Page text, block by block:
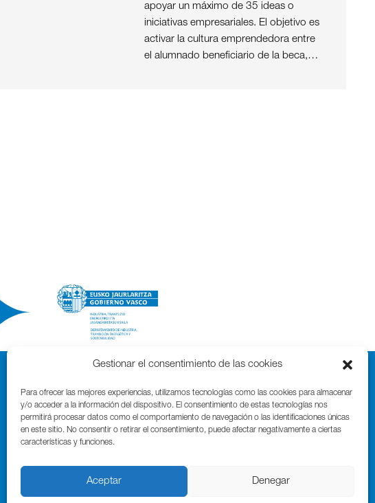
Gestionar el consentimiento de las cookies
Para ofrecer las mejores experiencias, utilizamos tecnologías como las cookies para almacenar
y/o acceder a la información del dispositivo. El consentimiento de estas tecnologías nos
permitirá procesar datos como el comportamiento de navegación o las identificaciones únicas
en este sitio. No consentir o retirar el consentimiento, puede afectar negativamente a ciertas
características y funciones.
Aceptar Denegar
apoyar un máximo de 35 ideas o
iniciativas empresariales. El objetivo es
activar la cultura emprendedora entre
el alumnado beneficiario de la beca,…
20014 Donostia / San Sebastián
T. (+34) 943 000 999 | bic@bicgipuzkoa.eus